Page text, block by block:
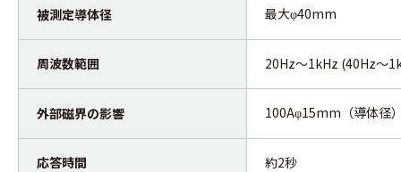
被測定導体径 最大φ40mm
周波数範囲 20Hz～1kHz (40Hz～
外部磁界の影響 100Aφ15mm（導体径
応答時間 約2秒